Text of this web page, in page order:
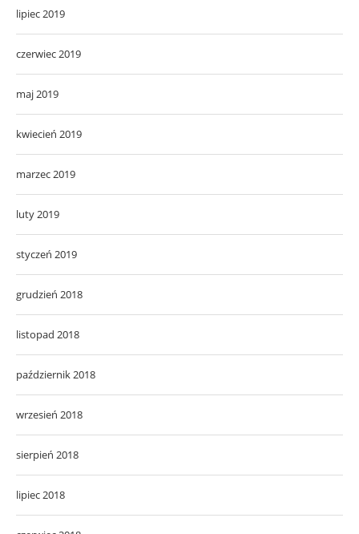
lipiec 2019
czerwiec 2019
maj 2019
kwiecień 2019
marzec 2019
luty 2019
styczeń 2019
grudzień 2018
listopad 2018
październik 2018
wrzesień 2018
sierpień 2018
lipiec 2018